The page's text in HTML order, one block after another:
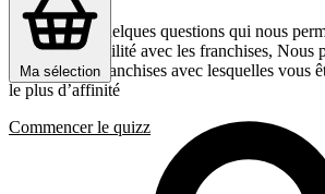
Ma sélection
Répondez a quelques questions qui nous
votre compatibilité avec les franchises, Nous
présenter les franchises avec lesquelles vous
le plus d’affinité
Commencer le quizz